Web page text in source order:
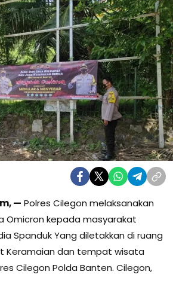
— Polres Cilegon melaksanakan
Omicron kepada masyarakat
Spanduk Yang diletakkan di ruang
Keramaian dan tempat wisata
Cilegon Polda Banten. Cilegon,